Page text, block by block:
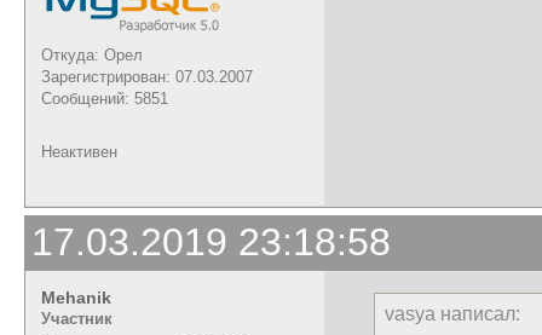
Откуда: Орел
Зарегистрирован: 07.03.2007
Сообщений: 5851
Неактивен
17.03.2019 23:18:58
Mehanik
Участник
vasya написал: